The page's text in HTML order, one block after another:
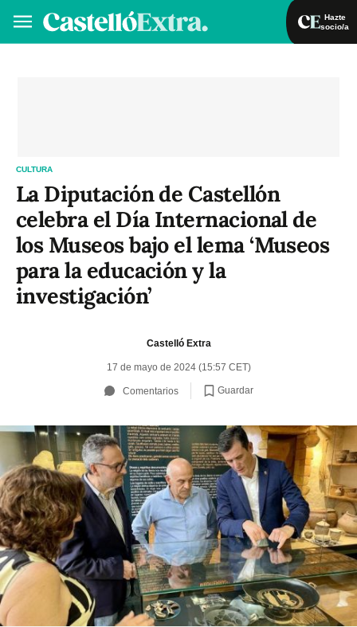
Hazte
socio/a
CULTURA
La Diputación de Castellón
celebra el Día Internacional de
los Museos bajo el lema ‘Museos
para la educación y la
investigación’
Castelló Extra
17 de mayo de 2024 (15:57 CET)
Comentarios Guardar